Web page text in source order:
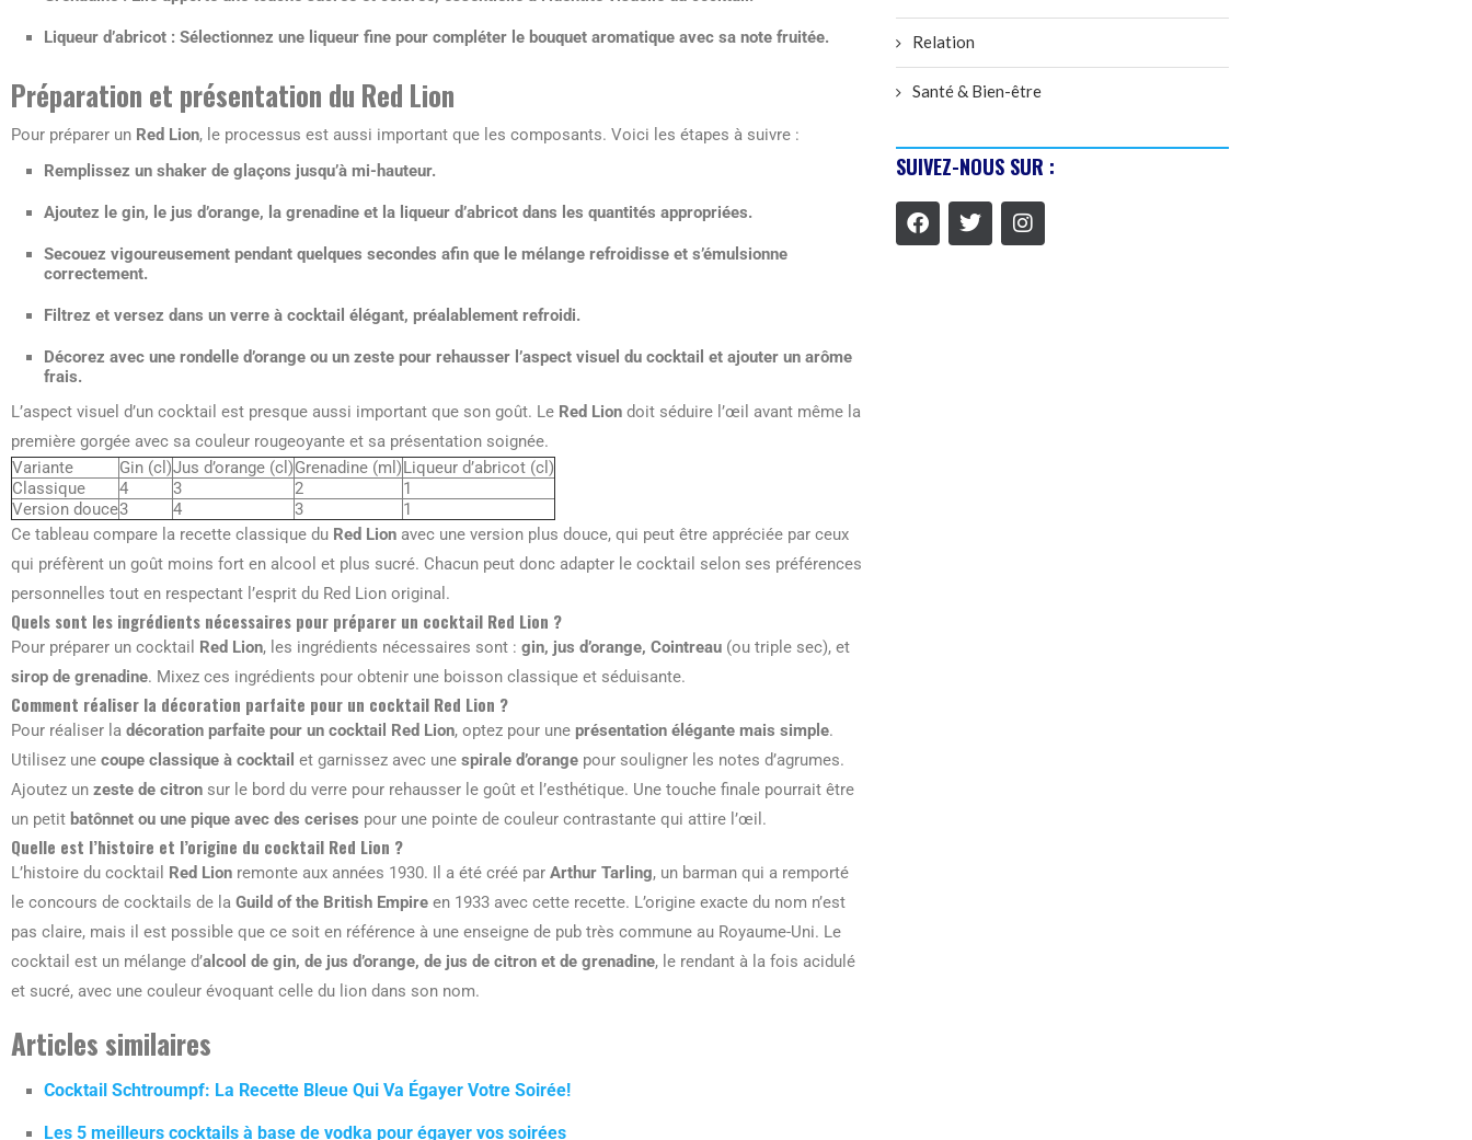
Liqueur d’abricot : Sélectionnez une liqueur fine pour compléter le bouquet aromatique avec sa note fruitée.
Préparation et présentation du Red Lion
Pour préparer un Red Lion, le processus est aussi important que les composants. Voici les étapes à suivre :
Remplissez un shaker de glaçons jusqu’à mi-hauteur.
Ajoutez le gin, le jus d’orange, la grenadine et la liqueur d’abricot dans les quantités appropriées.
Secouez vigoureusement pendant quelques secondes afin que le mélange refroidisse et s’émulsionne
correctement.
Filtrez et versez dans un verre à cocktail élégant, préalablement refroidi.
Décorez avec une rondelle d’orange ou un zeste pour rehausser l’aspect visuel du cocktail et ajouter un arôme
frais.
L’aspect visuel d’un cocktail est presque aussi important que son goût. Le Red Lion doit séduire l’œil avant même la
première gorgée avec sa couleur rougeoyante et sa présentation soignée.
Variante
Gin (cl)Jus d’orange (cl)Grenadine (ml)Liqueur d’abricot (cl)
Classique
4 3 2
1
Version douce3 4 3
1
Ce tableau compare la recette classique du Red Lion avec une version plus douce, qui peut être appréciée par ceux
qui préfèrent un goût moins fort en alcool et plus sucré. Chacun peut donc adapter le cocktail selon ses préférences
personnelles tout en respectant l’esprit du Red Lion original.
Quels sont les ingrédients nécessaires pour préparer un cocktail Red Lion ?
Pour préparer un cocktail Red Lion, les ingrédients nécessaires sont : gin, jus d’orange, Cointreau (ou triple sec), et
sirop de grenadine. Mixez ces ingrédients pour obtenir une boisson classique et séduisante.
Comment réaliser la décoration parfaite pour un cocktail Red Lion ?
Pour réaliser la décoration parfaite pour un cocktail Red Lion, optez pour une présentation élégante mais simple.
Utilisez une coupe classique à cocktail et garnissez avec une spirale d’orange pour souligner les notes d’agrumes.
Ajoutez un zeste de citron sur le bord du verre pour rehausser le goût et l’esthétique. Une touche finale pourrait être
un petit batônnet ou une pique avec des cerises pour une pointe de couleur contrastante qui attire l’œil.
Quelle est l’histoire et l’origine du cocktail Red Lion ?
L’histoire du cocktail Red Lion remonte aux années 1930. Il a été créé par Arthur Tarling, un barman qui a remporté
le concours de cocktails de la Guild of the British Empire en 1933 avec cette recette. L’origine exacte du nom n’est
pas claire, mais il est possible que ce soit en référence à une enseigne de pub très commune au Royaume-Uni. Le
cocktail est un mélange d’alcool de gin, de jus d’orange, de jus de citron et de grenadine, le rendant à la fois acidulé
et sucré, avec une couleur évoquant celle du lion dans son nom.
Articles similaires
Cocktail Schtroumpf: La Recette Bleue Qui Va Égayer Votre Soirée!
Les 5 meilleurs cocktails à base de vodka pour égayer vos soirées
Relation
Santé & Bien-être
SUIVEZ-NOUS SUR :